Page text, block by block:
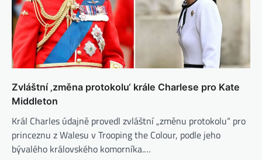
Zvláštní ‚změna protokolu‘ krále Charlese pro Kate
Middleton
Král Charles údajně provedl zvláštní „změnu protokolu“ pro
princeznu z Walesu v Trooping the Colour, podle jeho
bývalého královského komorníka.…